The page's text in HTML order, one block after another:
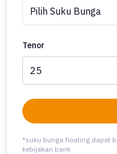
Tenor
*suku bunga floating dapat
kebijakan bank